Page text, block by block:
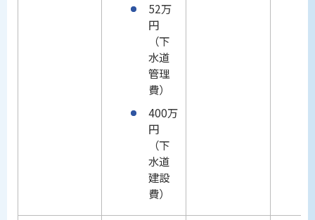
52万
円
（下
水道
管理
費）
400万
円
（下
水道
建設
費）